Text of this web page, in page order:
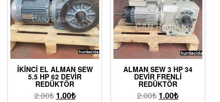
İKINCI EL ALMAN SEW
5.5 HP 62 DEVIR
REDÜKTÖR
2.00₺ 1.00₺
ALMAN SEW 3 HP 34
DEVIR FRENLI
REDÜKTÖR
2.00₺ 1.00₺